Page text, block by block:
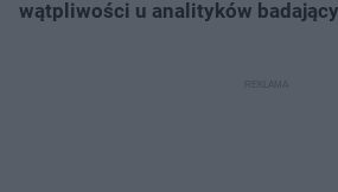
wątpliwości u analityków